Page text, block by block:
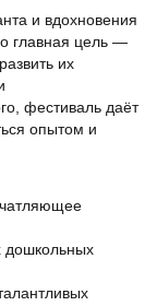
и вдохновения
главная цель —
их
фестиваль даёт
опытом и
дошкольных